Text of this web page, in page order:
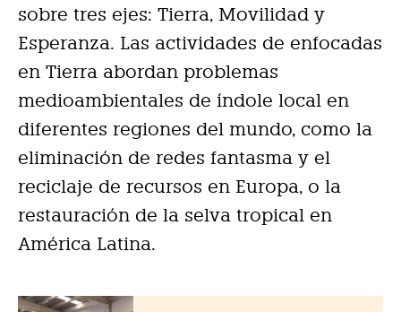
sobre tres ejes: Tierra, Movilidad y
Esperanza. Las actividades de enfocadas
en Tierra abordan problemas
medioambientales de índole local en
diferentes regiones del mundo, como la
eliminación de redes fantasma y el
reciclaje de recursos en Europa, o la
restauración de la selva tropical en
América Latina.